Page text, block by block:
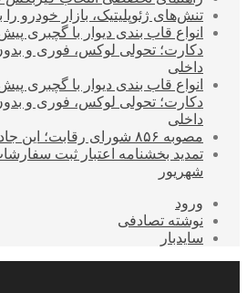
تنش‌های ژئوپلیتیک، بازار خودرو
انواع قاب بندی دیوار با گچبری
دکارت؛ تحولی لوکس، فوری و
داخلی
انواع قاب بندی دیوار با گچبری
دکارت؛ تحولی لوکس، فوری و
داخلی
مصوبه ۸۵۶ شورای رقابت؛ این جاده یک‌طرفه است
شهریور
ورود
نوشته تصادفی
سایدبار